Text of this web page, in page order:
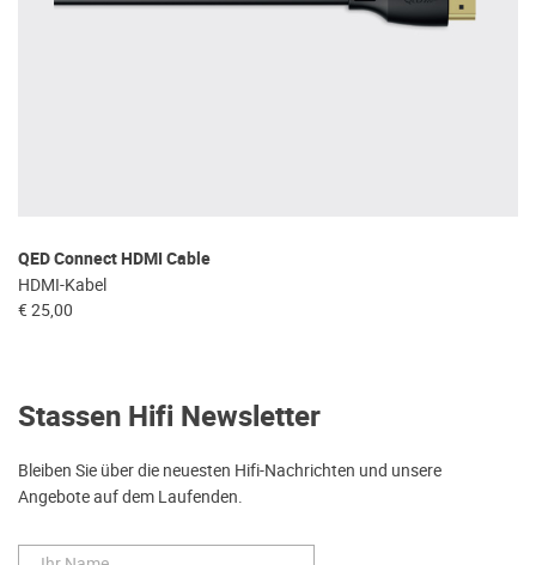
QED Connect HDMI Cable
HDMI-Kabel
€ 25,00
Stassen Hifi Newsletter
Bleiben Sie über die neuesten Hifi-Nachrichten und unsere
Angebote auf dem Laufenden.